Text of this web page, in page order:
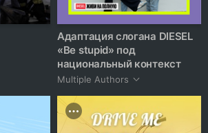
Адаптация слогана DIESEL
«Be stupid» под
национальный контекст
Multiple Authors